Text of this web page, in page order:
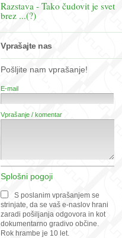
Razstava - Tako čudovit je svet
brez ...(?)
Vprašajte nas
Pošljite nam vprašanje!
E-mail
Vprašanje / komentar
Splošni pogoji
S poslanim vprašanjem se
strinjate, da se vaš e-naslov hrani
zaradi pošiljanja odgovora in kot
dokumentarno gradivo občine.
Rok hrambe je 10 let.